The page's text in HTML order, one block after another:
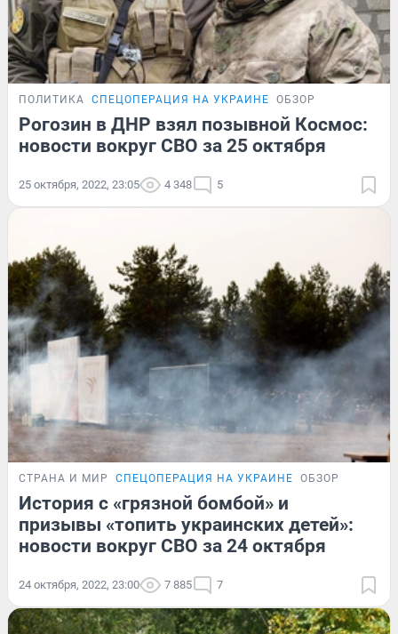
ПОЛИТИКА СПЕЦОПЕРАЦИЯ НА УКРАИНЕ ОБЗОР
Рогозин в ДНР взял позывной Космос:
новости вокруг СВО за 25 октября
25 октября, 2022, 23:05 4 348 5
СТРАНА И МИР СПЕЦОПЕРАЦИЯ НА УКРАИНЕ ОБЗОР
История с «грязной бомбой» и
призывы «топить украинских детей»:
новости вокруг СВО за 24 октября
24 октября, 2022, 23:00 7 885 7